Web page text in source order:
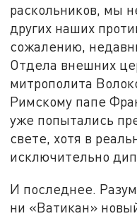
раскольников, мы
других наших
сожалению,
Отдела внешних
митрополита
Римскому папе
уже попытались
свете, хотя в
исключительно
И последнее.
ни «Ватикан»